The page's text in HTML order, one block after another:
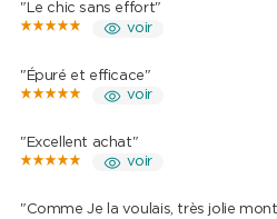
"Le chic sans effort"
voir
"Épuré et efficace"
voir
"Excellent achat"
voir
"Comme Je la voulais, très jolie